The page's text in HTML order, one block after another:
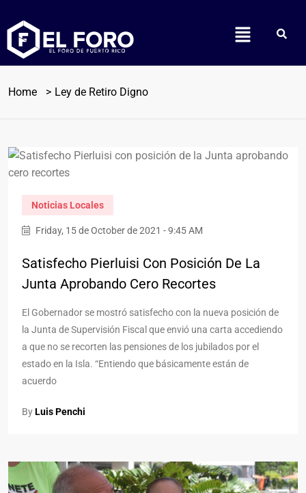
Home Ley de Retiro Digno
Noticias Locales
Friday, 15 de October de 2021 - 9:45 AM
Satisfecho Pierluisi Con Posición De La
Junta Aprobando Cero Recortes
El Gobernador se mostró satisfecho con la nueva posición de
la Junta de Supervisión Fiscal que envió una carta accediendo
a que no se recorten las pensiones de los jubilados por el
estado en la Isla. “Entiendo que básicamente están de
acuerdo
ByLuis Penchi